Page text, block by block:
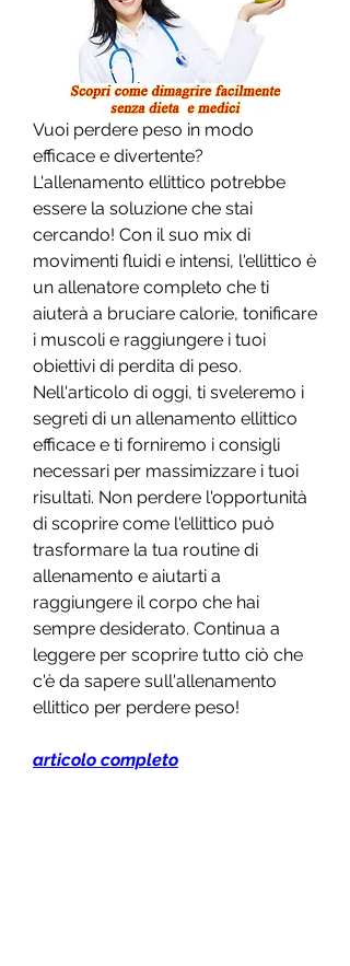
Vuoi perdere peso in modo
efficace e divertente?
L'allenamento ellittico potrebbe
essere la soluzione che stai
cercando! Con il suo mix di
movimenti fluidi e intensi, l'ellittico è
un allenatore completo che ti
aiuterà a bruciare calorie, tonificare
i muscoli e raggiungere i tuoi
obiettivi di perdita di peso.
Nell'articolo di oggi, ti sveleremo i
segreti di un allenamento ellittico
efficace e ti forniremo i consigli
necessari per massimizzare i tuoi
risultati. Non perdere l'opportunità
di scoprire come l'ellittico può
trasformare la tua routine di
allenamento e aiutarti a
raggiungere il corpo che hai
sempre desiderato. Continua a
leggere per scoprire tutto ciò che
c'è da sapere sull'allenamento
ellittico per perdere peso!
articolo completo